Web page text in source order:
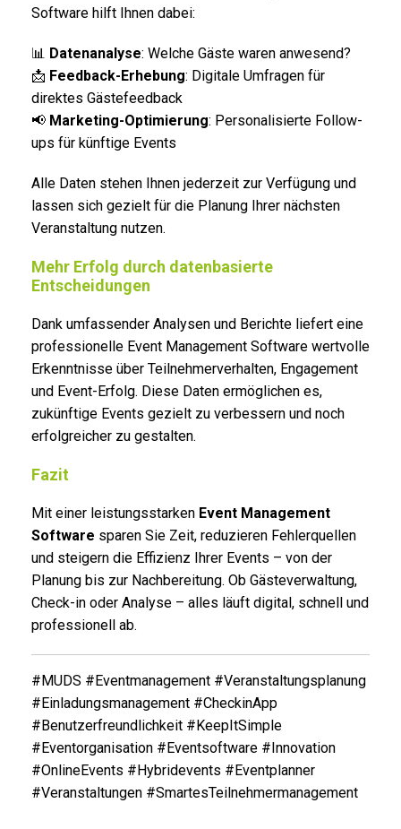
Software hilft Ihnen dabei:
📊 Datenanalyse: Welche Gäste waren anwesend?
📩 Feedback-Erhebung: Digitale Umfragen für
direktes Gästefeedback
📢 Marketing-Optimierung: Personalisierte Follow-
ups für künftige Events
Alle Daten stehen Ihnen jederzeit zur Verfügung und
lassen sich gezielt für die Planung Ihrer nächsten
Veranstaltung nutzen.
Mehr Erfolg durch datenbasierte
Entscheidungen
Dank umfassender Analysen und Berichte liefert eine
professionelle Event Management Software wertvolle
Erkenntnisse über Teilnehmerverhalten, Engagement
und Event-Erfolg. Diese Daten ermöglichen es,
zukünftige Events gezielt zu verbessern und noch
erfolgreicher zu gestalten.
Fazit
Mit einer leistungsstarken Event Management
Software sparen Sie Zeit, reduzieren Fehlerquellen
und steigern die Effizienz Ihrer Events – von der
Planung bis zur Nachbereitung. Ob Gästeverwaltung,
Check-in oder Analyse – alles läuft digital, schnell und
professionell ab.
#MUDS #Eventmanagement #Veranstaltungsplanung
#Einladungsmanagement #CheckinApp
#Benutzerfreundlichkeit #KeepItSimple
#Eventorganisation #Eventsoftware #Innovation
#OnlineEvents #Hybridevents #Eventplanner
#Veranstaltungen #SmartesTeilnehmermanagement